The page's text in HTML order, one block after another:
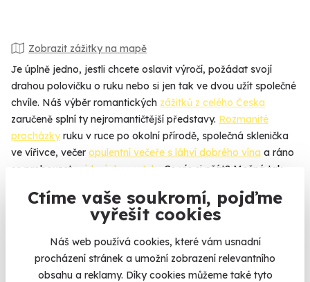
Ctíme vaše soukromí, pojďme
vyřešit cookies
Náš web používá cookies, které vám usnadní
procházení stránek a umožní zobrazení relevantního
obsahu a reklamy. Díky cookies můžeme také tyto
Zobrazit zážitky na mapě
Je úplně jedno, jestli chcete oslavit výročí, požádat svojí
drahou polovičku o ruku nebo si jen tak ve dvou užít společné
chvíle. Náš výběr romantických zážitků z celého Česka
zaručeně splní ty nejromantičtější představy. Rozmanité
procházky ruku v ruce po okolní přírodě, společná sklenička
ve vířivce, večer opulentní večeře s láhví dobrého vína a ráno
se probouzet
snídaní do postele
. Co víc si přát? Možná tak
Na heureka.cz
máme
96% spokojenost zákazníků.